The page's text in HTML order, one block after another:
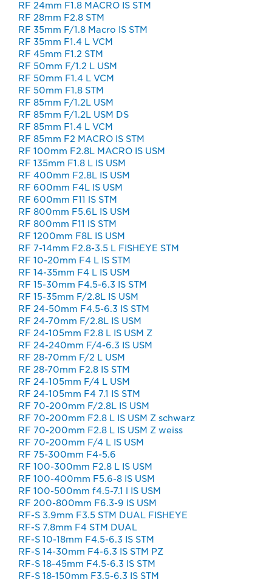
RF 24mm F1.8 MACRO IS STM
RF 28mm F2.8 STM
RF 35mm F/1.8 Macro IS STM
RF 35mm F1.4 L VCM
RF 45mm F1.2 STM
RF 50mm F/1.2 L USM
RF 50mm F1.4 L VCM
RF 50mm F1.8 STM
RF 85mm F/1.2L USM
RF 85mm F/1.2L USM DS
RF 85mm F1.4 L VCM
RF 85mm F2 MACRO IS STM
RF 100mm F2.8L MACRO IS USM
RF 135mm F1.8 L IS USM
RF 400mm F2.8L IS USM
RF 600mm F4L IS USM
RF 600mm F11 lS STM
RF 800mm F5.6L IS USM
RF 800mm F11 lS STM
RF 1200mm F8L IS USM
RF 7-14mm F2.8-3.5 L FISHEYE STM
RF 10-20mm F4 L IS STM
RF 14-35mm F4 L IS USM
RF 15-30mm F4.5-6.3 IS STM
RF 15-35mm F/2.8L IS USM
RF 24-50mm F4.5-6.3 IS STM
RF 24-70mm F/2.8L IS USM
RF 24-105mm F2.8 L IS USM Z
RF 24-240mm F/4-6.3 IS USM
RF 28-70mm F/2 L USM
RF 28-70mm F2.8 IS STM
RF 24-105mm F/4 L USM
RF 24-105mm F4 7.1 IS STM
RF 70-200mm F/2.8L IS USM
RF 70-200mm F2.8 L IS USM Z schwarz
RF 70-200mm F2.8 L IS USM Z weiss
RF 70-200mm F/4 L IS USM
RF 75-300mm F4-5.6
RF 100-300mm F2.8 L IS USM
RF 100-400mm F5.6-8 IS USM
RF 100-500mm f4.5-7.1 l IS USM
RF 200-800mm F6.3-9 IS USM
RF-S 3.9mm F3.5 STM DUAL FISHEYE
RF-S 7.8mm F4 STM DUAL
RF-S 10-18mm F4.5-6.3 IS STM
RF-S 14-30mm F4-6.3 IS STM PZ
RF-S 18-45mm F4.5-6.3 IS STM
RF-S 18-150mm F3.5-6.3 IS STM